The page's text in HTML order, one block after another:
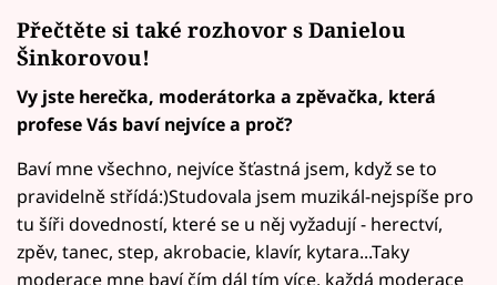
Přečtěte si také rozhovor s Danielou
Šinkorovou!
Vy jste herečka, moderátorka a zpěvačka, která
profese Vás baví nejvíce a proč?
Baví mne všechno, nejvíce šťastná jsem, když se to
pravidelně střídá:)Studovala jsem muzikál-nejspíše pro
tu šíři dovedností, které se u něj vyžadují - herectví,
zpěv, tanec, step, akrobacie, klavír, kytara...Taky
moderace mne baví čím dál tím více, každá moderace